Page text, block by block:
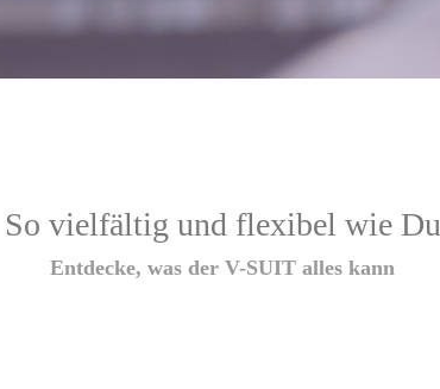
So vielfältig und flexibel wie Du
Entdecke, was der V-SUIT alles kann